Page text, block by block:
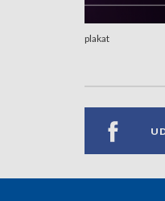
plakat